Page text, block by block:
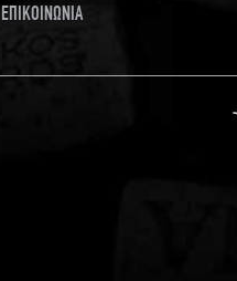
ΕΠΙΚΟΙΝΩΝΙΑ